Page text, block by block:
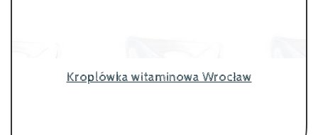
Kroplówka witaminowa Wrocław